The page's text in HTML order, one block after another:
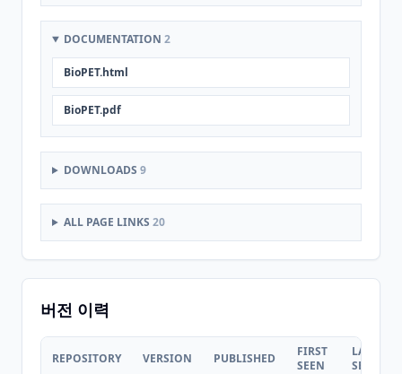
DOCUMENTATION 2
BioPET.html
BioPET.pdf
DOWNLOADS 9
ALL PAGE LINKS 20
버전 이력
REPOSITORY VERSION PUBLISHED
FIRST
SEEN
LAST
SEEN